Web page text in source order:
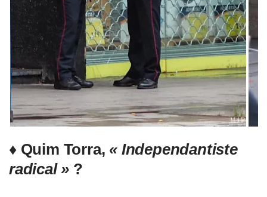
♦ Quim Torra, « Independantiste
radical » ?